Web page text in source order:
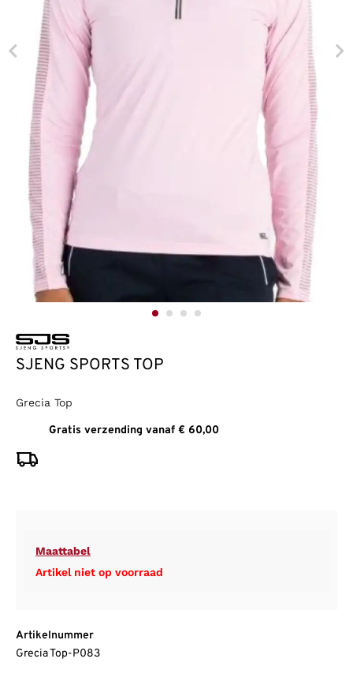
SJENG SPORTS TOP
Grecia Top
Gratis verzending vanaf € 60,00
Maattabel
Artikel niet op voorraad
Artikelnummer
Grecia Top-P083